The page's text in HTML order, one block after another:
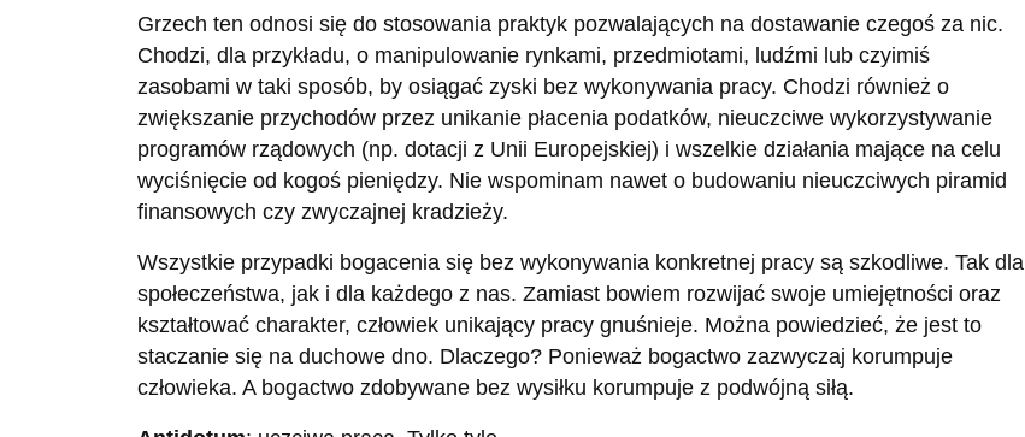
Grzech ten odnosi się do stosowania praktyk pozwalających na dostawanie czegoś za nic.
Chodzi, dla przykładu, o manipulowanie rynkami, przedmiotami, ludźmi lub czyimiś
zasobami w taki sposób, by osiągać zyski bez wykonywania pracy. Chodzi również o
zwiększanie przychodów przez unikanie płacenia podatków, nieuczciwe wykorzystywanie
programów rządowych (np. dotacji z Unii Europejskiej) i wszelkie działania mające na celu
wyciśnięcie od kogoś pieniędzy. Nie wspominam nawet o budowaniu nieuczciwych piramid
finansowych czy zwyczajnej kradzieży.
Wszystkie przypadki bogacenia się bez wykonywania konkretnej pracy są szkodliwe. Tak dla
społeczeństwa, jak i dla każdego z nas. Zamiast bowiem rozwijać swoje umiejętności oraz
kształtować charakter, człowiek unikający pracy gnuśnieje. Można powiedzieć, że jest to
staczanie się na duchowe dno. Dlaczego? Ponieważ bogactwo zazwyczaj korumpuje
człowieka. A bogactwo zdobywane bez wysiłku korumpuje z podwójną siłą.